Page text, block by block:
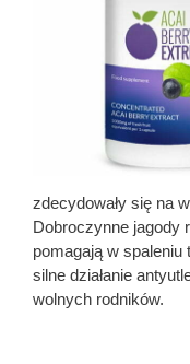
zdecydowały się na
Dobroczynne jagody
pomagają w spaleniu
silne działanie
wolnych rodników.